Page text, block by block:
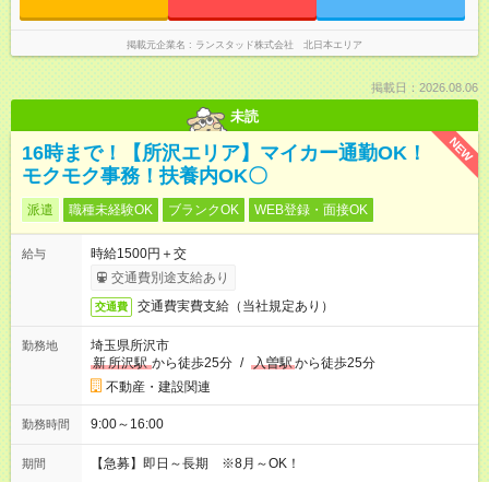
掲載元企業名 ランスタッド株式会社 北日本エリア
掲載日：2026.08.06
未読
NEW
16時まで！【所沢エリア】マイカー通勤OK！
モクモク事務！扶養内OK〇
派遣 職種未経験OK ブランクOK WEB登録・面接OK
給与
時給1500円＋交
交通費別途支給あり
交通費 交通費実費支給（当社規定あり）
勤務地
埼玉県所沢市
新所沢駅 から徒歩25分 / 入曽駅から徒歩25分
不動産・建設関連
勤務時間 9:00～16:00
期間 【急募】即日～長期 ※8月～OK！